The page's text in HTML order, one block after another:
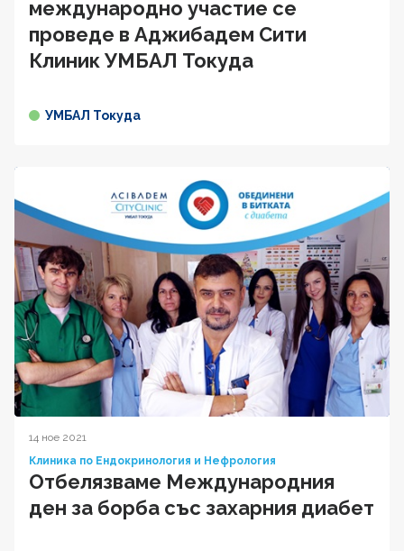
международно участие се
проведе в Аджибадем Сити
Клиник УМБАЛ Токуда
УМБАЛ Токуда
14 ное 2021
Клиника по Ендокринология и Нефрология
Отбелязваме Международния
ден за борба със захарния диабет